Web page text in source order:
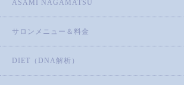
ASAMI NAGAMATSU
サロンメニュー＆料金
DIET（DNA解析）